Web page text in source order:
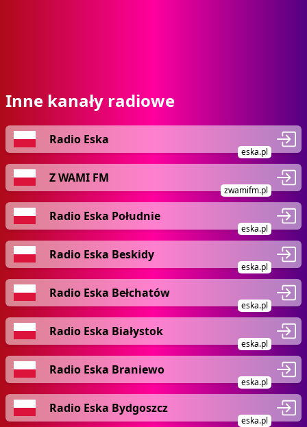
Inne kanały radiowe
Radio Eska
eska.pl
Z WAMI FM
zwamifm.pl
Radio Eska Południe
eska.pl
Radio Eska Beskidy
eska.pl
Radio Eska Bełchatów
eska.pl
Radio Eska Białystok
eska.pl
Radio Eska Braniewo
eska.pl
Radio Eska Bydgoszcz
eska.pl